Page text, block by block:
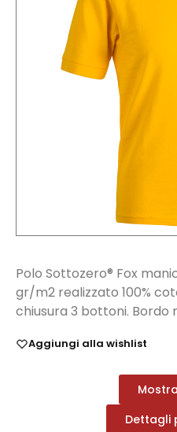
Polo Sottozero® Fox
gr/m2 realizzato 100%
chiusura 3 bottoni. Bordo
Aggiungi alla wishlist
Dettagli